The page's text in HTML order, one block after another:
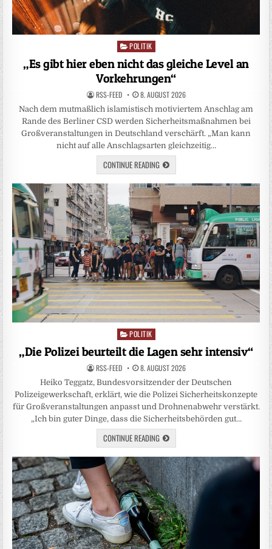
Posted
POLITIK
„Es gibt hier eben nicht das gleiche Level an
Vorkehrungen“
RSS-FEED 8. AUGUST 2026
Nach dem mutmaßlich islamistisch motiviertem Anschlag am
Rande des Berliner CSD werden Sicherheitsmaßnahmen bei
Großveranstaltungen in Deutschland verschärft. „Man kann
nicht auf alle Anschlagsarten gleichzeitig…
CONTINUE READING
Posted
in
POLITIK
„Die Polizei beurteilt die Lagen sehr intensiv“
RSS-FEED 8. AUGUST 2026
Heiko Teggatz, Bundesvorsitzender der Deutschen
Polizeigewerkschaft, erklärt, wie die Polizei Sicherheitskonzepte
für Großveranstaltungen anpasst und Drohnenabwehr verstärkt.
„Ich bin guter Dinge, dass die Sicherheitsbehörden gut…
CONTINUE READING